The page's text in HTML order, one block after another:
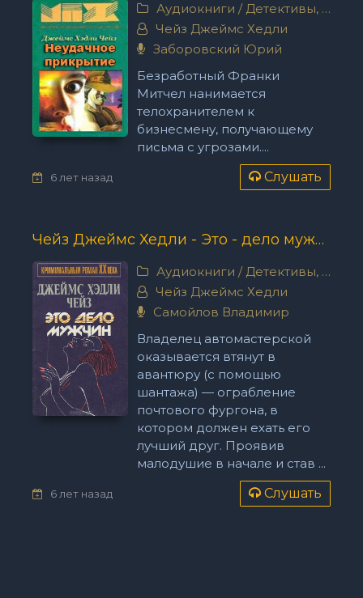
Аудиокниги / Детективы, триллеры
Чейз Джеймс Хедли
Заборовский Юрий
Безработный Франки
Митчел нанимается
телохранителем к
бизнесмену, получающему
письма с угрозами....
6 лет назад Слушать
Чейз Джеймс Хедли - Это - дело мужчин
Аудиокниги / Детективы, триллеры
Чейз Джеймс Хедли
Самойлов Владимир
Владелец автомастерской
оказывается втянут в
авантюру (с помощью
шантажа) — ограбление
почтового фургона, в
котором должен ехать его
лучший друг. Проявив
малодушие в начале и став ...
6 лет назад Слушать